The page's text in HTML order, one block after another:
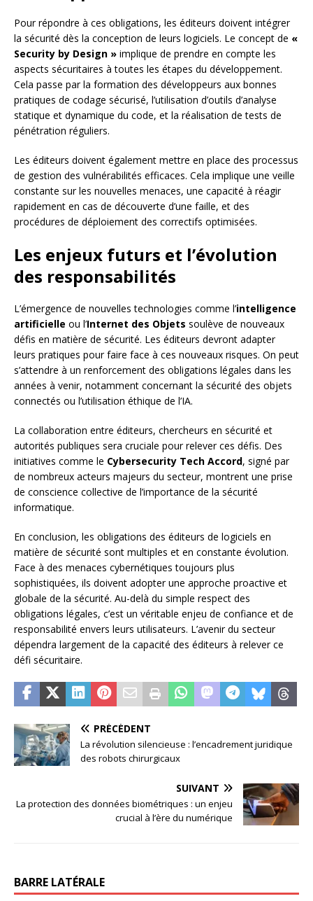
Pour répondre à ces obligations, les éditeurs doivent intégrer
la sécurité dès la conception de leurs logiciels. Le concept de «
Security by Design » implique de prendre en compte les
aspects sécuritaires à toutes les étapes du développement.
Cela passe par la formation des développeurs aux bonnes
pratiques de codage sécurisé, l’utilisation d’outils d’analyse
statique et dynamique du code, et la réalisation de tests de
pénétration réguliers.
Les éditeurs doivent également mettre en place des processus
de gestion des vulnérabilités efficaces. Cela implique une veille
constante sur les nouvelles menaces, une capacité à réagir
rapidement en cas de découverte d’une faille, et des
procédures de déploiement des correctifs optimisées.
Les enjeux futurs et l’évolution
des responsabilités
L’émergence de nouvelles technologies comme l’intelligence
artificielle ou l’Internet des Objets soulève de nouveaux
défis en matière de sécurité. Les éditeurs devront adapter
leurs pratiques pour faire face à ces nouveaux risques. On peut
s’attendre à un renforcement des obligations légales dans les
années à venir, notamment concernant la sécurité des objets
connectés ou l’utilisation éthique de l’IA.
La collaboration entre éditeurs, chercheurs en sécurité et
autorités publiques sera cruciale pour relever ces défis. Des
initiatives comme le Cybersecurity Tech Accord, signé par
de nombreux acteurs majeurs du secteur, montrent une prise
de conscience collective de l’importance de la sécurité
informatique.
En conclusion, les obligations des éditeurs de logiciels en
matière de sécurité sont multiples et en constante évolution.
Face à des menaces cybernétiques toujours plus
sophistiquées, ils doivent adopter une approche proactive et
globale de la sécurité. Au-delà du simple respect des
obligations légales, c’est un véritable enjeu de confiance et de
responsabilité envers leurs utilisateurs. L’avenir du secteur
dépendra largement de la capacité des éditeurs à relever ce
défi sécuritaire.
PRÉCÉDENT
La révolution silencieuse : l’encadrement juridique
des robots chirurgicaux
SUIVANT
La protection des données biométriques : un enjeu
crucial à l’ère du numérique
BARRE LATÉRALE